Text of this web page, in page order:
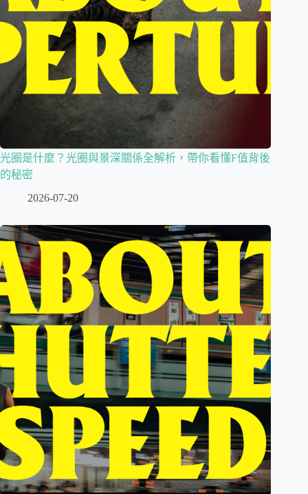
光圈是什麼？光圈與景深關係全解析，帶你看懂F值背後
的秘密
2026-07-20